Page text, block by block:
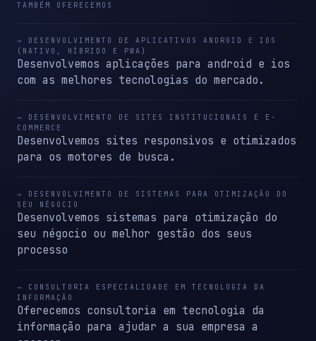
TAMBÉM OFERECEMOS
→ DESENVOLVIMENTO DE APLICATIVOS ANDROID E IOS
(NATIVO, HÍBRIDO E PWA)
Desenvolvemos aplicações para android e ios
com as melhores tecnologias do mercado.
→ DESENVOLVIMENTO DE SITES INSTITUCIONAIS E E-
COMMERCE
Desenvolvemos sites responsivos e otimizados
para os motores de busca.
→ DESENVOLVIMENTO DE SISTEMAS PARA OTIMIZAÇÃO DO
SEU NÉGOCIO
Desenvolvemos sistemas para otimização do
seu négocio ou melhor gestão dos seus
processo
→ CONSULTORIA ESPECIALIDADE EM TECNOLOGIA DA
INFORMAÇÃO
Oferecemos consultoria em tecnologia da
informação para ajudar a sua empresa a